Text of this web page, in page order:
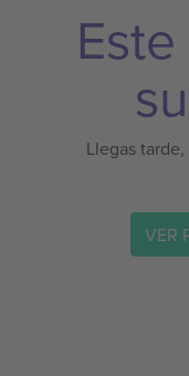
Llegas
VER